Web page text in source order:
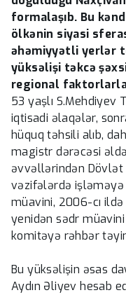
formalaşıb. Bu
ölkənin siyasi
əhəmiyyətli yerlər
yüksəlişi təkcə
regional
53 yaşlı S.Mehdiyev
iqtisadi əlaqələr,
hüquq təhsili alıb,
magistr dərəcəsi
əvvəllərindən
vəzifələrdə işləməyə
müavini, 2006-cı
yenidən sədr
komitəyə rəhbər
Bu yüksəlişin əsas
Aydın Əliyev hesab